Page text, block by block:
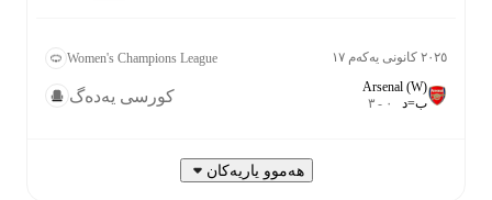
Women's Champions League
Arsenal (W)
ب=د ٠- کورسی یەدەگ
هەموو یاریەکان